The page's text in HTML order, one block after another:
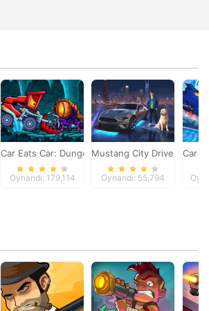
Car Eats Car: Dungeon Adventure
Oynandı: 179,114
Mustang City Driver
Oynandı: 55,794
Car